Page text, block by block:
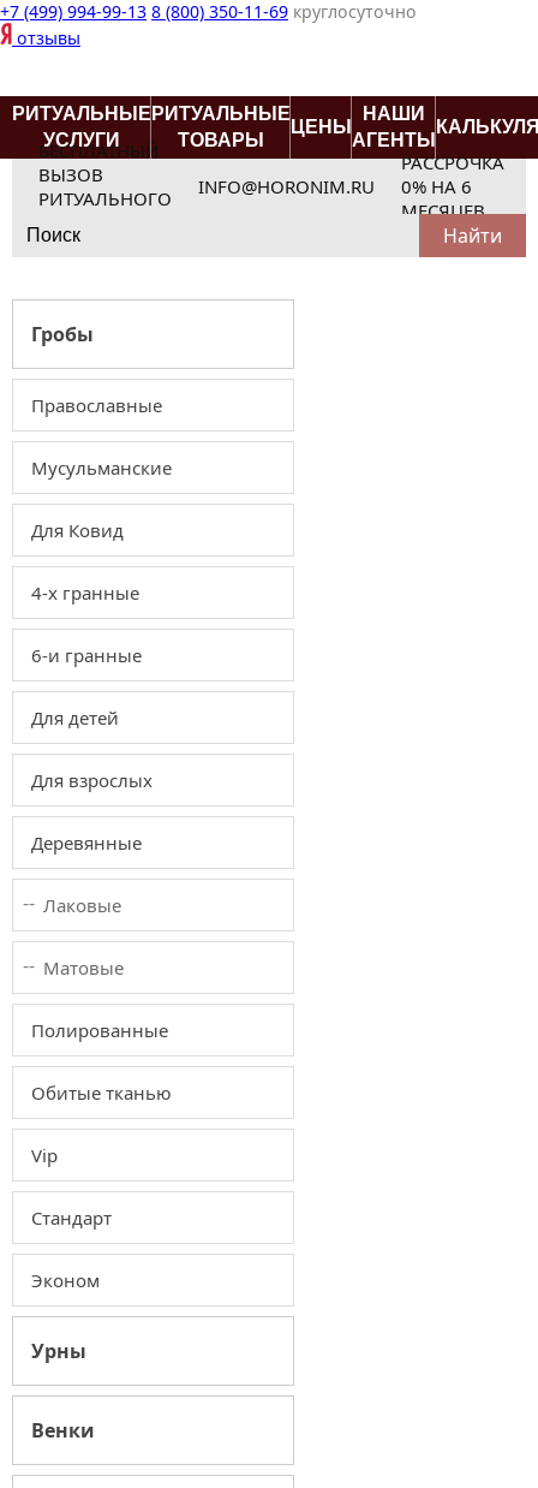
+7 (499) 994-99-13 8 (800) 350-11-69 круглосуточно
отзывы
РИТУАЛЬНЫЕ
УСЛУГИ
РИТУАЛЬНЫЕ
ТОВАРЫ
ЦЕНЫ
НАШИ
АГЕНТЫ
БЕСПЛАТНЫЙ
ВЫЗОВ
РИТУАЛЬНОГО
АГЕНТА
INFO@HORONIM.RU
РАССРОЧКА
0% НА 6
МЕСЯЦЕВ
for:
Гробы
Православные
Мусульманские
Для Ковид
4-х гранные
6-и гранные
Для детей
Для взрослых
Деревянные
Лаковые
Матовые
Полированные
Обитые тканью
Vip
Стандарт
Эконом
Урны
Венки